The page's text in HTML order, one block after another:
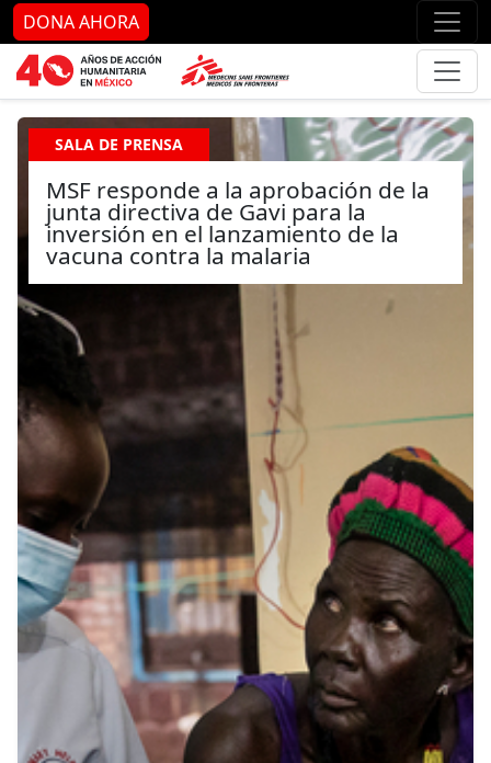
Ir al contenido principal Ir
DONA AHORA
SALA DE PRENSA
MSF responde a la aprobación de la
junta directiva de Gavi para la
inversión en el lanzamiento de la
vacuna contra la malaria